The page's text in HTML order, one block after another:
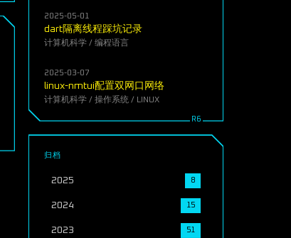
2025-05-01
dart隔离线程踩坑记录
计算机科学/ 编程语言
2025-03-07
linux-nmtui配置双网口网络
计算机科学/ 操作系统 / LINUX
归档
2025 8
2024 15
2023 51